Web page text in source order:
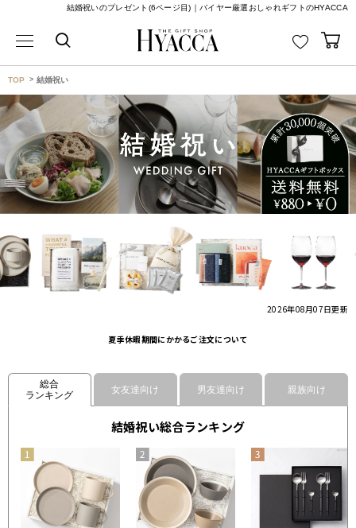
結婚祝いのプレゼント(6ページ目)｜バイヤー厳選おしゃれギフトのHYACCA
TOP 結婚祝い
2026年08月07日更新
夏季休暇期間にかかるご注文について
総合
ランキング
女友達向け 男友達向け 親族向け
結婚祝い総合ランキング